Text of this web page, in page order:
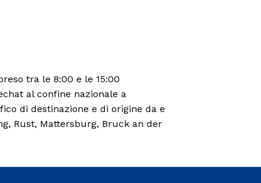
tra le 8:00 e le 15:00
al confine nazionale a
di destinazione e di origine da e
Rust, Mattersburg, Bruck an der